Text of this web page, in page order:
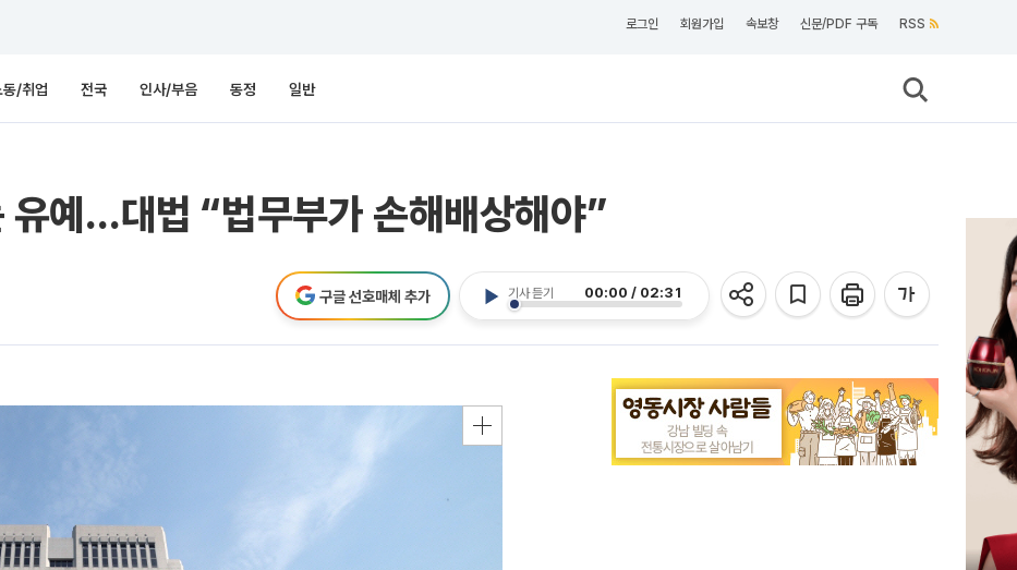
로그인 회원가입 속보창 신문/PDF 구독 RSS
동/취업 전국 인사/부음 동정 일반
유예…대법 “법무부가 손해배상해야”
기사 듣기 00:00 / 02:31
구글 선호매체 추가